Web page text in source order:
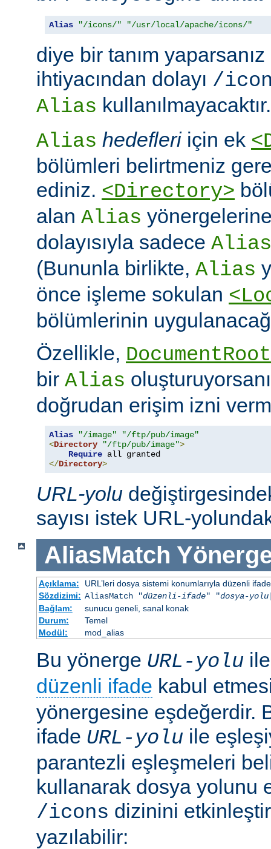
Alias "/icons/" "/usr/local/apache/icons/"
diye bir tanım
ihtiyacından dolayı /
Alias kullanılmayacaktır.
Alias hedefleriiçin ek
bölümleri belirtmeniz
ediniz. <Directory>
alan Alias
dolayısıyla sadece Alias
(Bununla birlikte, Alias
önce işleme sokulan
bölümlerinin
Özellikle, DocumentRoot
bir Alias
doğrudan erişim izni
Alias "/image"
"/ftp/pub/image"
<Directory "/ftp/pub/image">
Require
</Directory>
URL-yolu
sayısı istek URL-
AliasMatch
Açıklama:
URL’leri dosya sistemi konumlarıyla düzenli
Sözdizimi: AliasMatch "düzenli-ifade" "dosya-yolu
Bağlam:
sunucu geneli, sanal konak
Durum:
Temel
Modül:
mod_alias
Bu yönerge URL-yolu
düzenli ifade kabul
yönergesine eşdeğerdir.
ifade URL-yolu ile
parantezli eşleşmeleri
kullanarak dosya yolunu
/icons dizinini
yazılabilir: